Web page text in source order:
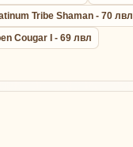
Tribe Shaman - 70 лвл
Cougar I - 69 лвл